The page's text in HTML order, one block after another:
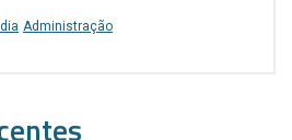
Administração